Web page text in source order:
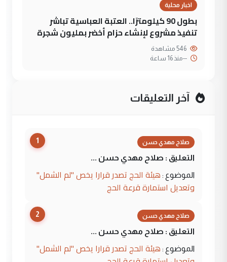
اخبار محلية
بطول 90 كيلومترًا.. العتبة العباسية تباشر
تنفيذ مشروع لإنشاء حزام أخضر بمليون شجرة
--منذ 16 ساعة
آخر التعليقات
1 صلاح مهدي حسن
التعليق : صلاح مهدي حسن ...
الموضوع : هيئة الحج تصدر قرارا يخص "لم الشمل"
وتعديل استمارة قرعة الحج
2 صلاح مهدي حسن
التعليق : صلاح مهدي حسن ...
الموضوع : هيئة الحج تصدر قرارا يخص "لم الشمل"